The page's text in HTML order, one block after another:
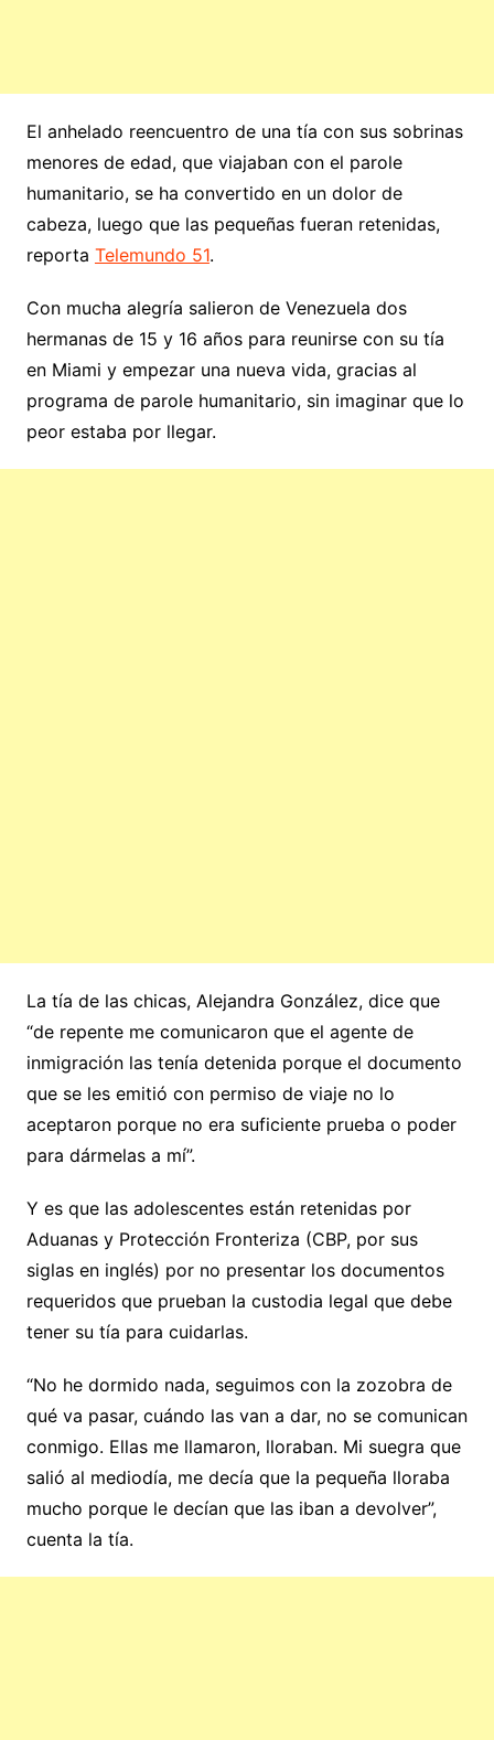
El anhelado reencuentro de una tía con sus sobrinas
menores de edad, que viajaban con el parole
humanitario, se ha convertido en un dolor de
cabeza, luego que las pequeñas fueran retenidas,
reporta Telemundo 51.
Con mucha alegría salieron de Venezuela dos
hermanas de 15 y 16 años para reunirse con su tía
en Miami y empezar una nueva vida, gracias al
programa de parole humanitario, sin imaginar que lo
peor estaba por llegar.
La tía de las chicas, Alejandra González, dice que
“de repente me comunicaron que el agente de
inmigración las tenía detenida porque el documento
que se les emitió con permiso de viaje no lo
aceptaron porque no era suficiente prueba o poder
para dármelas a mí”.
Y es que las adolescentes están retenidas por
Aduanas y Protección Fronteriza (CBP, por sus
siglas en inglés) por no presentar los documentos
requeridos que prueban la custodia legal que debe
tener su tía para cuidarlas.
“No he dormido nada, seguimos con la zozobra de
qué va pasar, cuándo las van a dar, no se comunican
conmigo. Ellas me llamaron, lloraban. Mi suegra que
salió al mediodía, me decía que la pequeña lloraba
mucho porque le decían que las iban a devolver”,
cuenta la tía.